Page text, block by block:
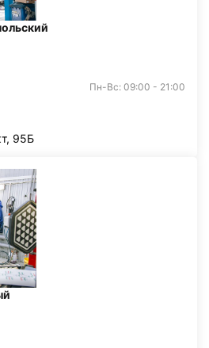
Пн-Вс: 09:00 - 21:00
95Б